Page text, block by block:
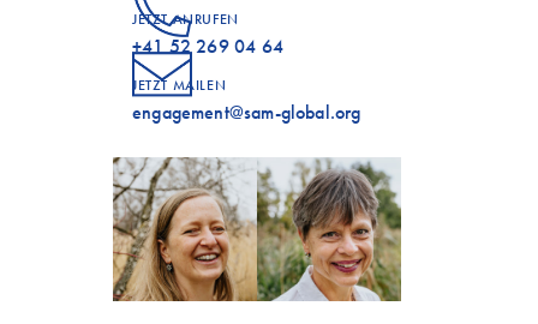
JETZT ANRUFEN
+41 52 269 04 64
JETZT MAILEN
engagement@sam-global.org